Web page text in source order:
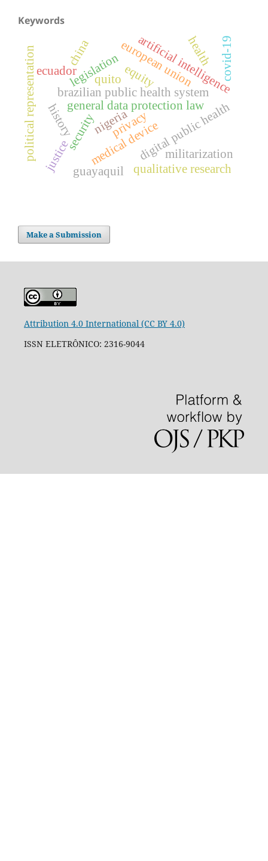
Keywords
equity
general data protection law
privacydigital public health
brazilian public health system
medical device
artificial intelligence
security
european union
legislation covid-19
ecuador
guayaquil
quito
health
nigeria
history
qualitative research
political representation china
justice militarization
Make a Submission
Attribution 4.0 International (CC BY 4.0)
ISSN ELETRÔNICO: 2316-9044